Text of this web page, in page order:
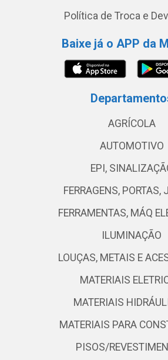
Política de Troca e
Baixe já o APP da
AGRÍCOLA
AUTOMOTIVO
EPI,
FERRAGENS, PORTAS,
FERRAMENTAS, MÁQ
ILUMINAÇÃO
LOUÇAS, METAIS E
MATERIAIS
MATERIAIS
MATERIAIS PARA
PISOS/